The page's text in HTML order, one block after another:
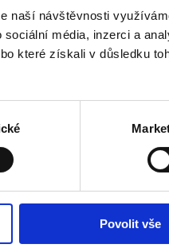
naší návštěvnosti
média, inzerci a
které získali v důsledku
Povolit vše